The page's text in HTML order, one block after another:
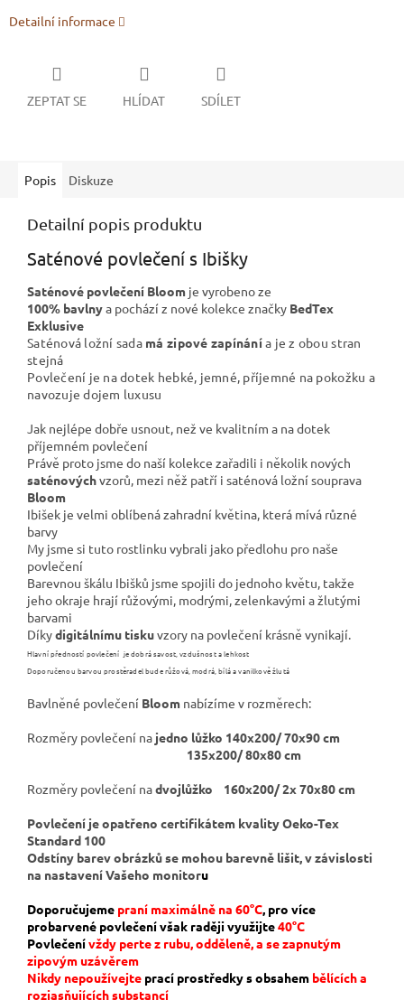
Detailní informace
ZEPTAT SE HLÍDAT SDÍLET
Popis Diskuze
Detailní popis produktu
Saténové povlečení s Ibišky
Saténové povlečení Bloom je vyrobeno ze
100% bavlnya pochází z nové kolekce značky BedTex
Exklusive
Saténová ložní sada má zipové zapínánía je z obou stran
stejná
Povlečení je na dotek hebké, jemné, příjemné na pokožku a
navozuje dojem luxusu
Jak nejlépe dobře usnout, než ve kvalitním a na dotek
příjemném povlečení
Právě proto jsme do naší kolekce zařadili i několik nových
saténovýchvzorů, mezi něž patří i saténová ložní souprava
Bloom
Ibišek je velmi oblíbená zahradní květina, která mívá různé
barvy
My jsme si tuto rostlinku vybrali jako předlohu pro naše
povlečení
Barevnou škálu Ibišků jsme spojili do jednoho květu, takže
jeho okraje hrají růžovými, modrými, zelenkavými a žlutými
barvami
Díkydigitálnímu tiskuvzory na povlečení krásně vynikají.
Hlavní předností povlečení je dobrá savost, vzdušnost a lehkost
Doporučenou barvou prostěradel bude růžová, modrá, bílá a vanilkově žlutá
Bavlněné povlečení Bloom nabízíme v rozměrech:
Rozměry povlečení na jedno lůžko 140x200/ 70x90 cm
135x200/ 80x80 cm
Rozměry povlečení nadvojlůžko 160x200/ 2x 70x80 cm
Povlečení je opatřeno certifikátem kvality Oeko-Tex
Standard 100
Odstíny barev obrázků se mohou barevně lišit, v závislosti
na nastavení Vašeho monitoru
Doporučujeme praní maximálně na 60°C, pro více
probarvené povlečení však raději využijte40°C
Povlečenívždy perte z rubu, odděleně, a se zapnutým
zipovým uzávěrem
Nikdy nepoužívejte prací prostředky s obsahem bělících a
rozjasňujících substancí